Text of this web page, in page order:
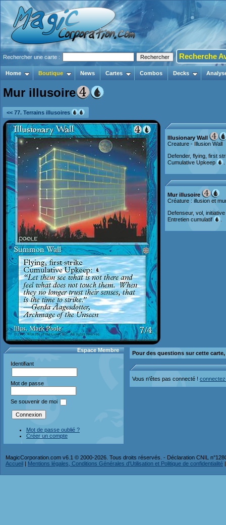
Rechercher une carte : Recherche
Home Boutique News Cartes Combos Decks
Mur illusoire
<< 77. Terrains illusoires
Illusionary Wall
Creature - Illusion Wall
Defender, flying, first
Cumulative Upkeep
Mur illusoire
Créature : illusion et
Defenseur, vol, initiative
Entretien cumulatif
Espace Membre
Identifiant
Mot de passe
Se souvenir de moi
Mot de passe oublié ?
Créer un compte
Pour des questions sur cette
Vous n'êtes pas connecté !
MagicCorporation.com v6.1 © 2000-2026. Tous droits réservés. - Déclaration CNIL
Accueil | Mentions légales, Conditions Générales d'Utilisation et Politique de confidentialité